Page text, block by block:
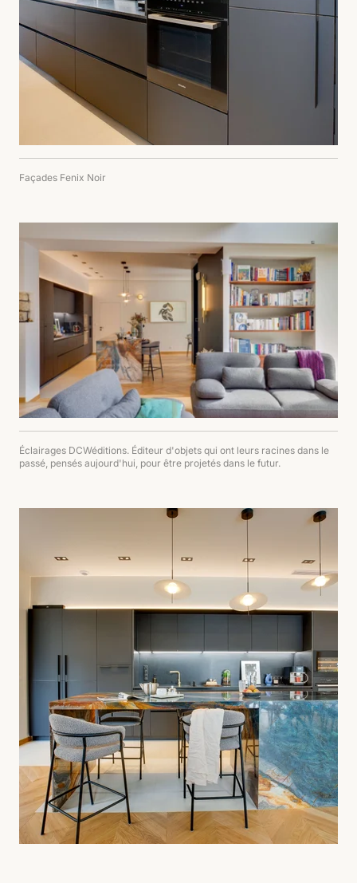
Façades Fenix Noir
Éclairages DCWéditions. Éditeur d'objets qui ont leurs racines dans le
passé, pensés aujourd'hui, pour être projetés dans le futur.